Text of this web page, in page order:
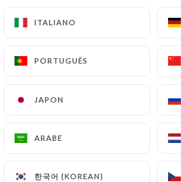
ITALIANO
PORTUGUÊS
JAPON
ARABE
한국어 (KOREAN)
ITALIANO
PORTUGUÊS
JAPON
ARABE
한국어 (KOREAN)